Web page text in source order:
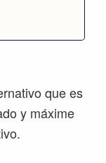
que es
y máxime